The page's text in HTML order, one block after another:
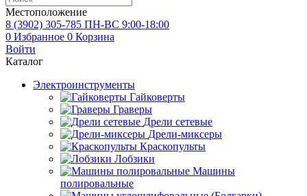
Местоположение
8 (3902) 305-785 ПН-ВС 9:00-18:00
0 Избранное 0 Корзина
Войти
Каталог
Электроинструменты
Гайковерты
Граверы
Дрели сетевые
Дрели-миксеры
Краскопульты
Лобзики
Машины
полировальные